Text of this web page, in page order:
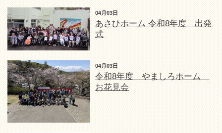
04月03日
あさひホーム 令和8年度 出発
式
04月03日
令和8年度 やましろホーム
お花見会